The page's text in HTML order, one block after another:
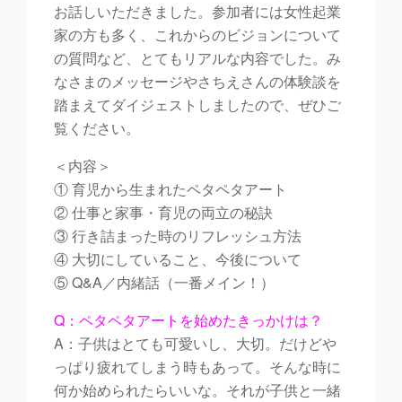
お話しいただきました。参加者には女性起業
家の方も多く、これからのビジョンについて
の質問など、とてもリアルな内容でした。み
なさまのメッセージやさちえさんの体験談を
踏まえてダイジェストしましたので、ぜひご
覧ください。
＜内容＞
① 育児から生まれたペタペタアート
② 仕事と家事・育児の両立の秘訣
③ 行き詰まった時のリフレッシュ方法
④ 大切にしていること、今後について
⑤ Q&A／内緒話（一番メイン！）
Q：ペタペタアートを始めたきっかけは？
A：子供はとても可愛いし、大切。だけどや
っぱり疲れてしまう時もあって。そんな時に
何か始められたらいいな。それが子供と一緒